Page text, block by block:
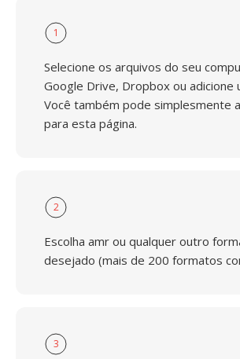
1
Selecione os arquivos do seu
Google Drive, Dropbox ou adicione
Você também pode simplesmente
para esta página.
2
Escolha amr ou qualquer outro
desejado (mais de 200 formatos
3